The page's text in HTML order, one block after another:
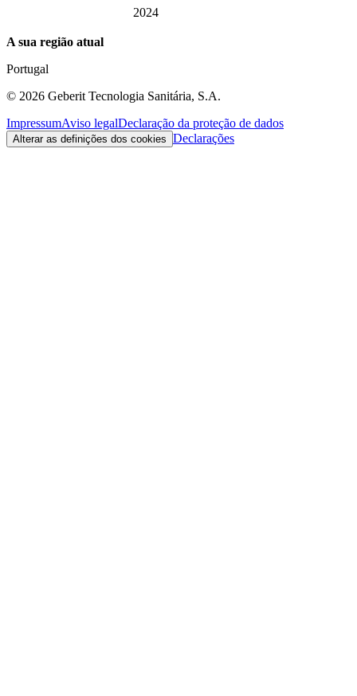
2024
A sua região atual
Portugal
© 2026 Geberit Tecnologia Sanitária, S.A.
ImpressumAviso legalDeclaração da proteção de dados
Alterar as definições dos cookies Declarações